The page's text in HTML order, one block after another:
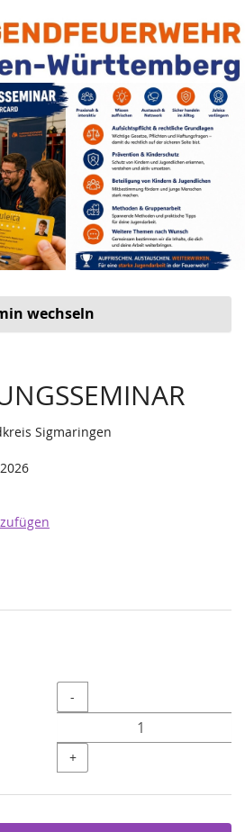
wechseln
Sigmaringen
Menge
-
+